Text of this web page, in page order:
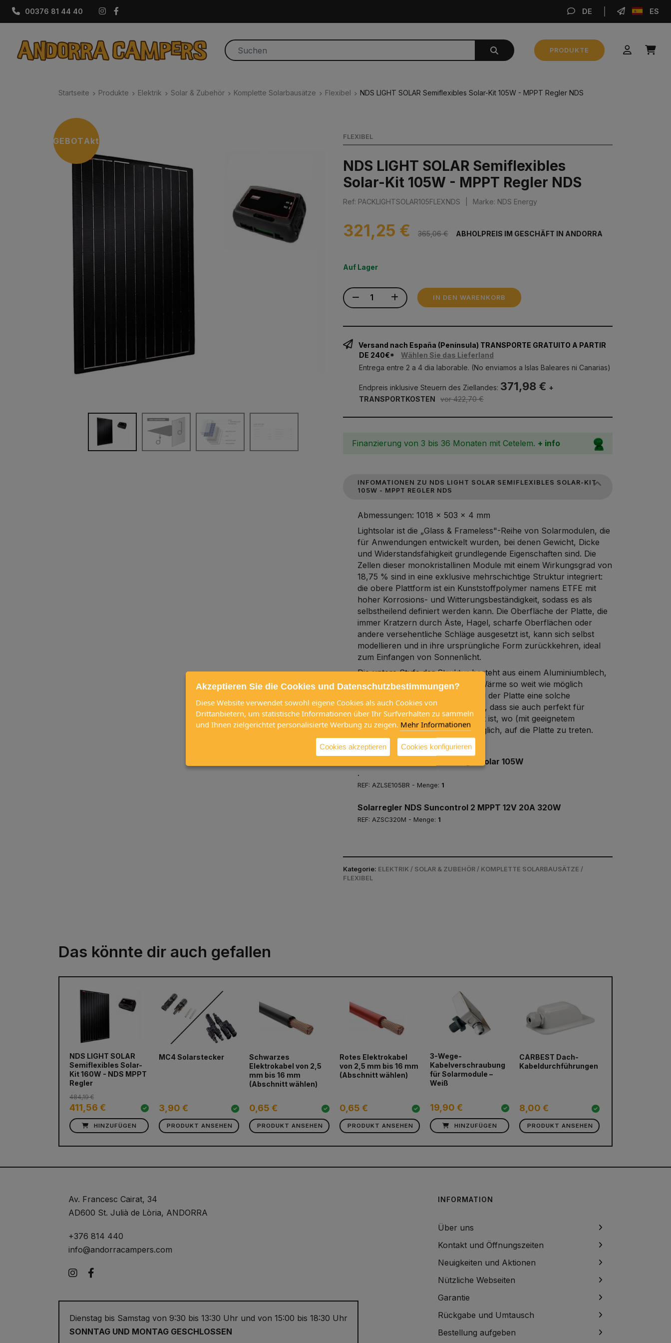
00376 81 44 40 Instagram DE ES
PRODUKTE
Startseite Produkte Elektrik Solar & Zubehör Komplette Solarbausätze Flexibel NDS LIGHT SOLAR Semiflexibles Solar-Kit 105W - MPPT Regler NDS
ANGEBOTAktion FLEXIBEL
NDS LIGHT SOLAR Semiflexibles
Solar-Kit 105W - MPPT Regler NDS
Ref: PACKLIGHTSOLAR105FLEXNDS Marke: NDS Energy
321,25 € 365,06 € ABHOLPREIS IM GESCHÄFT IN ANDORRA
Auf Lager
IN DEN WARENKORB
Versand nach España (Península) TRANSPORTE GRATUITO A PARTIR
DE 240€*
Wählen Sie das Lieferland
Entrega entre 2 a 4 dia laborable. (No enviamos a Islas Baleares ni Canarias)
Endpreis inklusive Steuern des Ziellandes: 371,98 € +
TRANSPORTKOSTEN
vor 422,70 €
Finanzierung von 3 bis 36 Monaten mit Cetelem. + info
INFOMATIONEN ZU NDS LIGHT SOLAR SEMIFLEXIBLES SOLAR-KIT
105W - MPPT REGLER NDS
Abmessungen: 1018 x 503 x 4 mm
Lightsolar ist die „Glass & Frameless"-Reihe von Solarmodulen, die
für Anwendungen entwickelt wurden, bei denen Gewicht, Dicke
und Widerstandsfähigkeit grundlegende Eigenschaften sind. Die
Zellen dieser monokristallinen Module mit einem Wirkungsgrad von
18,75 % sind in eine exklusive mehrschichtige Struktur integriert:
die obere Plattform ist ein Kunststoffpolymer namens ETFE mit
hoher Korrosions- und Witterungsbeständigkeit, sodass es als
selbstheilend definiert werden kann. Die Oberfläche der Platte, die
immer Kratzern durch Äste, Hagel, scharfe Oberflächen oder
andere versehentliche Schläge ausgesetzt ist, kann sich selbst
modellieren und in ihre ursprüngliche Form zurückkehren, ideal
zum Einfangen von Sonnenlicht.
Die untere Stufe der Struktur besteht aus einem Aluminiumblech,
um die von den Zellen erzeugte Wärme so weit wie möglich
aufzunehmen und abzuleiten und der Platte eine solche
Widerstandsfähigkeit zu verleihen, dass sie auch perfekt für
nautische Anwendungen geeignet ist, wo (mit geeignetem
Schuhwerk und weich) Es ist möglich, auf die Platte zu treten.
Dieses Paket beinhaltet
Felxibles Solarpanel NDS LightSolar 105W
.
REF: AZLSE105BR - Menge: 1
Solarregler NDS Suncontrol 2 MPPT 12V 20A 320W
REF: AZSC320M - Menge: 1
Kategorie: ELEKTRIK / SOLAR & ZUBEHÖR / KOMPLETTE SOLARBAUSÄTZE /
FLEXIBEL
Das könnte dir auch gefallen
NDS LIGHT SOLAR
Semiflexibles Solar-
Kit 160W - NDS MPPT
Regler
411,56 €
484,19 €
HINZUFÜGEN
MC4 Solarstecker
3,90 €
PRODUKT ANSEHEN
Schwarzes
Elektrokabel von 2,5
mm bis 16 mm
(Abschnitt wählen)
0,65 €
PRODUKT ANSEHEN
Rotes Elektrokabel
von 2,5 mm bis 16 mm
(Abschnitt wählen)
0,65 €
PRODUKT ANSEHEN
3-Wege-
Kabelverschraubung
für Solarmodule –
Weiß
19,90 €
HINZUFÜGEN
CARBEST Dach-
Kabeldurchführungen
8,00 €
PRODUKT ANSEHEN
Av. Francesc Cairat, 34
AD600 St. Julià de Lòria, ANDORRA
+376 814 440
info@andorracampers.com
Instagram
Dienstag bis Samstag von 9:30 bis 13:30 Uhr und von 15:00 bis 18:30 Uhr
SONNTAG UND MONTAG GESCHLOSSEN
INFORMATION
Über uns
Kontakt und Öffnungszeiten
Neuigkeiten und Aktionen
Nützliche Webseiten
Garantie
Rückgabe und Umtausch
Bestellung aufgeben
Akzeptieren Sie die Cookies und Datenschutzbestimmungen?
Diese Website verwendet sowohl eigene Cookies als auch Cookies von
Drittanbietern, um statistische Informationen über Ihr Surfverhalten zu sammeln
und Ihnen zielgerichtet personalisierte Werbung zu zeigen. Mehr Informationen
Cookies akzeptieren Cookies konfigurieren